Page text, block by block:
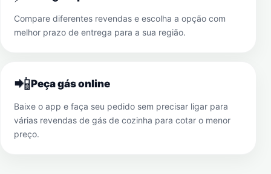
Compare diferentes revendas e escolha a opção com
melhor prazo de entrega para a sua região.
📲Peça gás online
Baixe o app e faça seu pedido sem precisar ligar para
várias revendas de gás de cozinha para cotar o menor
preço.